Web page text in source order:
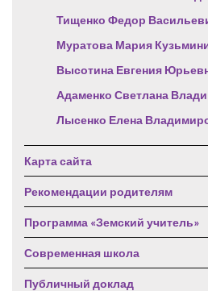
Тищенко Федор
Муратова Мария
Высотина Евгения
Адаменко Светлана
Лысенко Елена
Карта сайта
Рекомендации родителям
Программа «Земский учитель»
Современная школа
Публичный доклад